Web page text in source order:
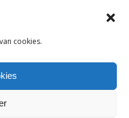
cookies.
ARTIKEL